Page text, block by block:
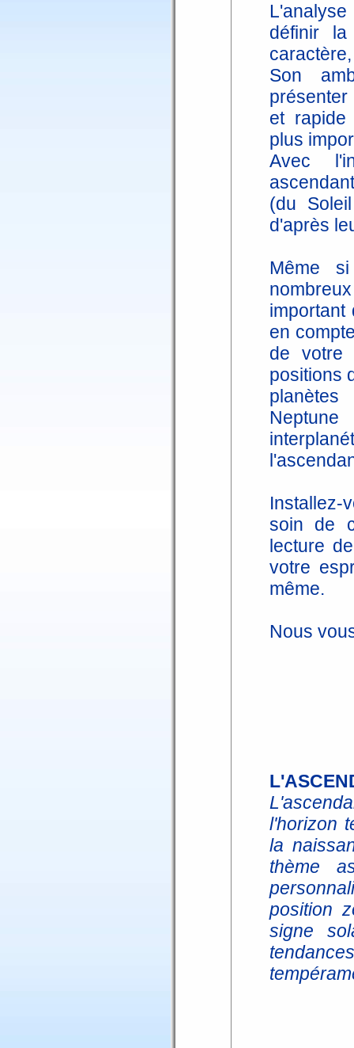
définir
Son
et rapide
plus
Avec
(du
d'après
Même
en
de votre
positions
Installez-
soin de
lecture
votre
même.
Nous
l'horizon
la
thème
position
signe